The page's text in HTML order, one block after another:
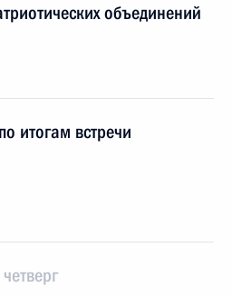
объединений
итогам встречи